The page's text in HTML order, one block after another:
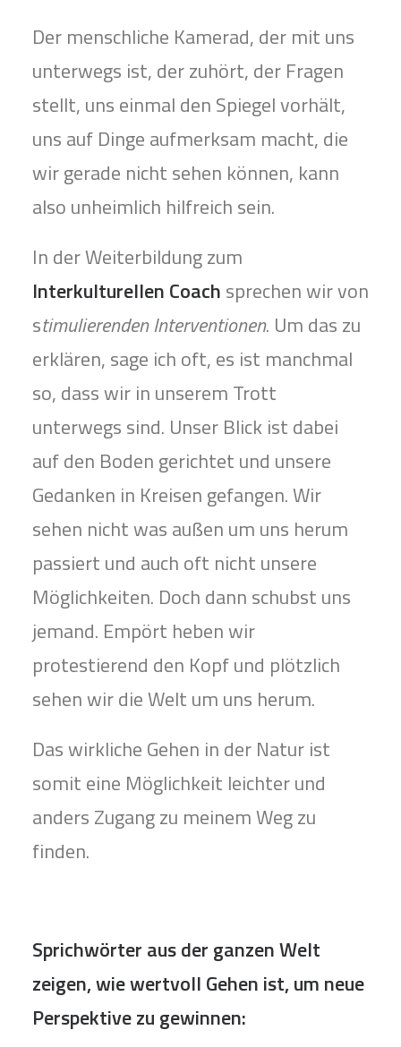
Der menschliche Kamerad, der mit uns
unterwegs ist, der zuhört, der Fragen
stellt, uns einmal den Spiegel vorhält,
uns auf Dinge aufmerksam macht, die
wir gerade nicht sehen können, kann
also unheimlich hilfreich sein.
In der Weiterbildung zum
Interkulturellen Coach sprechen wir von
stimulierenden Interventionen. Um das zu
erklären, sage ich oft, es ist manchmal
so, dass wir in unserem Trott
unterwegs sind. Unser Blick ist dabei
auf den Boden gerichtet und unsere
Gedanken in Kreisen gefangen. Wir
sehen nicht was außen um uns herum
passiert und auch oft nicht unsere
Möglichkeiten. Doch dann schubst uns
jemand. Empört heben wir
protestierend den Kopf und plötzlich
sehen wir die Welt um uns herum.
Das wirkliche Gehen in der Natur ist
somit eine Möglichkeit leichter und
anders Zugang zu meinem Weg zu
finden.
Sprichwörter aus der ganzen Welt
zeigen, wie wertvoll Gehen ist, um neue
Perspektive zu gewinnen: